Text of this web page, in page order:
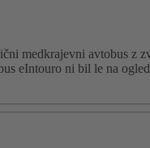
medkrajevni avtobus z
eIntouro ni bil le na